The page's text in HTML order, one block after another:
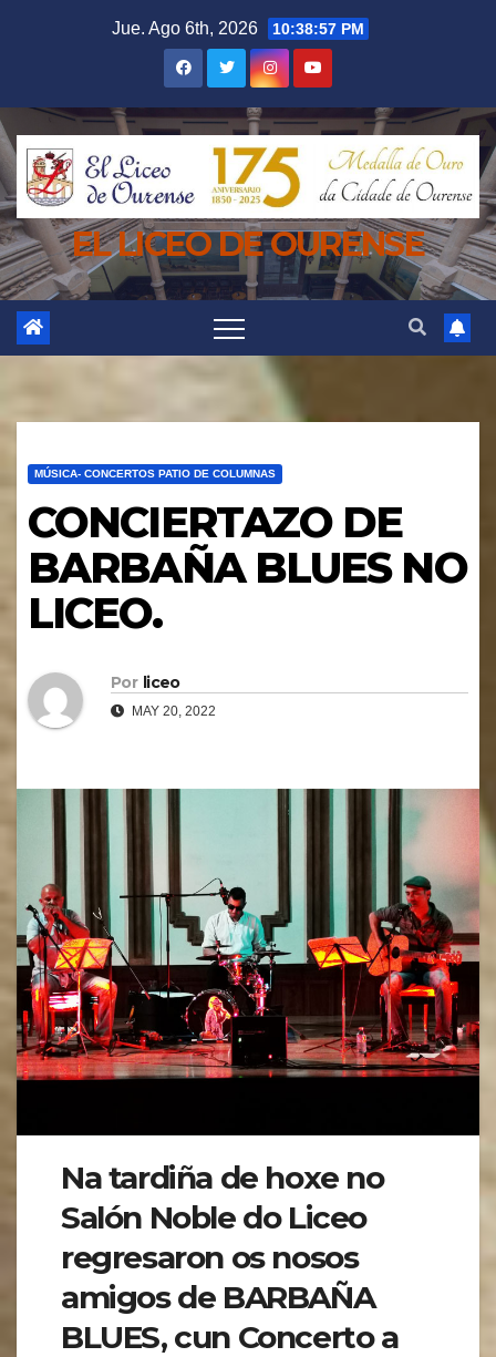
Jue. Ago 6th, 2026 10:38:59 PM
EL LICEO DE OURENSE
MÚSICA- CONCERTOS PATIO DE COLUMNAS
CONCIERTAZO DE
BARBAÑA BLUES NO
LICEO.
Por liceo
MAY 20, 2022
Na tardiña de hoxe no
Salón Noble do Liceo
regresaron os nosos
amigos de BARBAÑA
BLUES, cun Concerto a